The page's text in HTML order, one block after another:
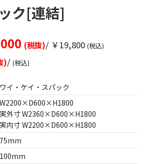
ク[連結]
(税抜)/ ￥19,800 (税込)
)/(税込)
ワイ・ケイ・スパック
W2200×D600×H1800
実外寸 W2360×D600×H1800
実内寸 W2200×D600×H1800
75mm
100mm